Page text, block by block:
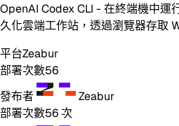
OpenAI Codex CLI - 在終端機中運
久化雲端工作站，透過瀏覽器存取
平台Zeabur
部署次數56
發布者
Zeabur
部署次數56次